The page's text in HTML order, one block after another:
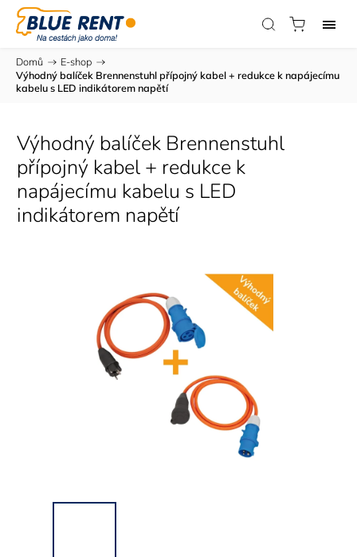
Domů / E-shop /
Výhodný balíček Brennenstuhl přípojný kabel + redukce k napájecímu
kabelu s LED indikátorem napětí
Výhodný balíček Brennenstuhl
přípojný kabel + redukce k
napájecímu kabelu s LED
indikátorem napětí